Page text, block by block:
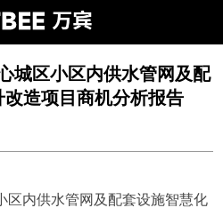
城区小区内供水管网及配
造项目商机分析报告
区内供水管网及配套设施智慧化